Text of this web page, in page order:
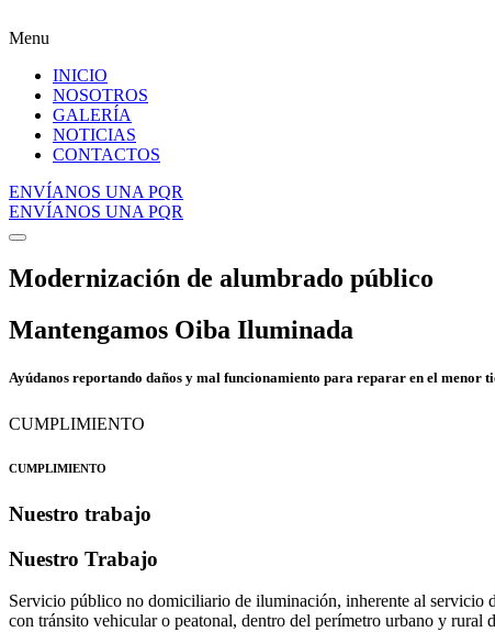
Menu
INICIO
NOSOTROS
GALERÍA
NOTICIAS
CONTACTOS
ENVÍANOS UNA PQR
ENVÍANOS UNA PQR
Modernización de alumbrado público
Mantengamos Oiba Iluminada
Ayúdanos reportando daños y mal funcionamiento para reparar en el menor
CUMPLIMIENTO
CUMPLIMIENTO
Nuestro trabajo
Nuestro Trabajo
Servicio público no domiciliario de iluminación, inherente al servicio
con tránsito vehicular o peatonal, dentro del perímetro urbano y